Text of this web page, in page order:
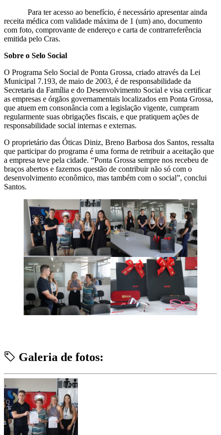
Para ter acesso ao benefício, é necessário apresentar ainda
receita médica com validade máxima de 1 (um) ano, documento
com foto, comprovante de endereço e carta de contrarreferência
emitida pelo Cras.
Sobre o Selo Social
O Programa Selo Social de Ponta Grossa, criado através da Lei
Municipal 7.193, de maio de 2003, é de responsabilidade da
Secretaria da Família e do Desenvolvimento Social e visa certificar
as empresas e órgãos governamentais localizados em Ponta Grossa,
que atuem em consonância com a legislação vigente, cumpram
regularmente suas obrigações fiscais, e que pratiquem ações de
responsabilidade social internas e externas.
O proprietário das Óticas Diniz, Breno Barbosa dos Santos, ressalta
que participar do programa é uma forma de retribuir a aceitação que
a empresa teve pela cidade. “Ponta Grossa sempre nos recebeu de
braços abertos e fazemos questão de contribuir não só com o
desenvolvimento econômico, mas também com o social”, conclui
Santos.
Galeria de fotos: